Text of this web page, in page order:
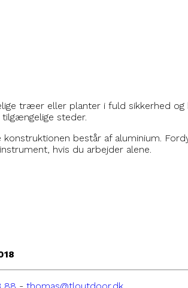
træer eller planter i fuld sikkerhed
steder.
består af aluminium.
hvis du arbejder alene.